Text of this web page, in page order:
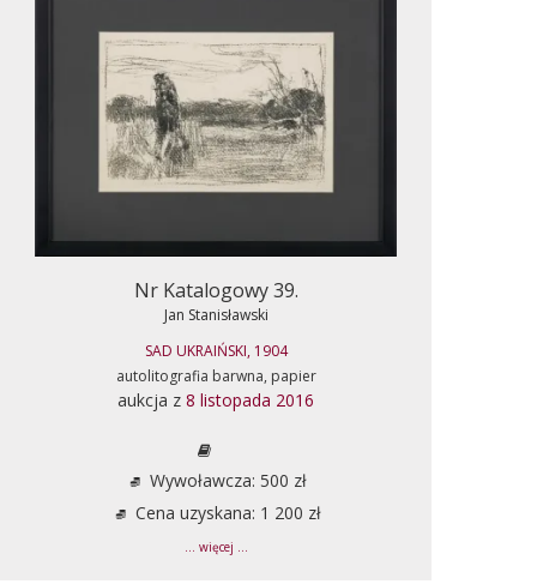
Nr Katalogowy 39.
Jan Stanisławski
SAD UKRAIŃSKI, 1904
autolitografia barwna, papier
aukcja z 8 listopada 2016
Wywoławcza: 500 zł
Cena uzyskana: 1 200 zł
... więcej ...